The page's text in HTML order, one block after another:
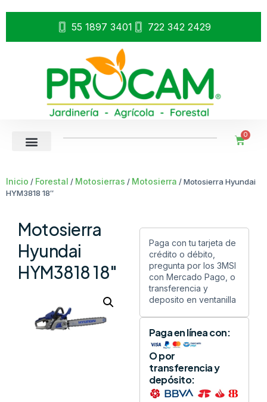
55 1897 3401 722 342 2429
0
Inicio / Forestal / Motosierras / Motosierra / Motosierra Hyundai
HYM3818 18″
Motosierra
Hyundai
HYM3818 18″
Paga con tu tarjeta de
crédito o débito,
pregunta por los 3MSI
con Mercado Pago, o
transferencia y
deposito en ventanilla
Paga en línea con:
O por
transferencia y
depósito: